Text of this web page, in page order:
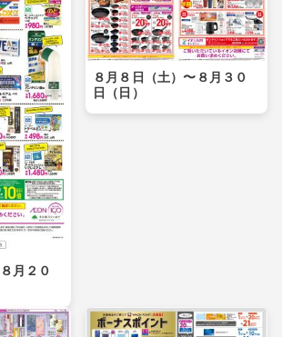
月２０
８月８日（土）〜８月３０
日（日）